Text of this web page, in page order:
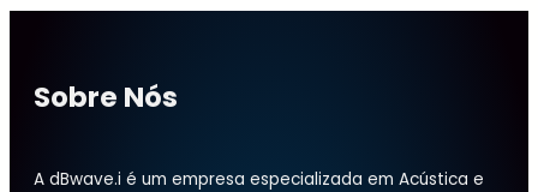
Sobre Nós
A dBwave.i é um empresa especializada em Acústica e